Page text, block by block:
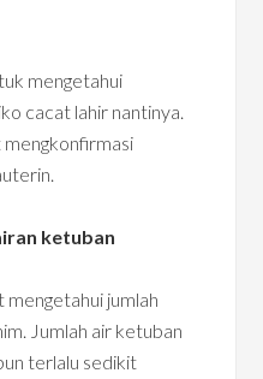
mengetahui
cacat lahir nantinya.
mengkonfirmasi
ketuban
mengetahui jumlah
Jumlah air ketuban
terlalu sedikit